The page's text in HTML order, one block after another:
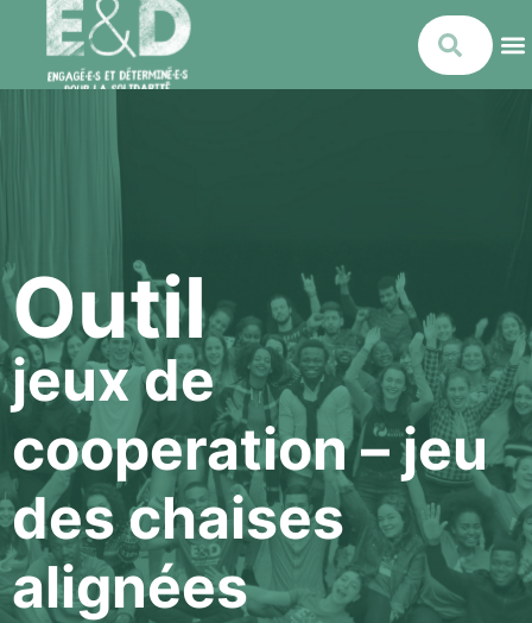
Outil
jeux de
cooperation – jeu
des chaises
alignées